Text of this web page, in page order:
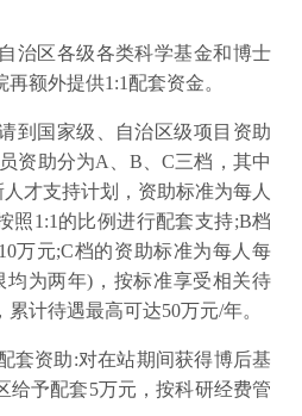
治区各级各类科学基金和博士
额外提供1:1配套资金。
到国家级、自治区级项目资助
资助分为A、B、C三档，其中
才支持计划，资助标准为每人
照1:1的比例进行配套支持;B档
万元;C档的资助标准为每人每
均为两年)，按标准享受相关待
计待遇最高可达50万元/年。
套资助:对在站期间获得博后基
给予配套5万元，按科研经费管